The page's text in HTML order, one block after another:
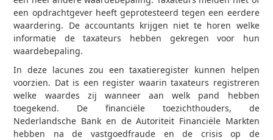
een opdrachtgever heeft geprotesteerd tegen een eerdere
waardering. De accountants krijgen niet te horen welke
informatie de taxateurs hebben gekregen voor hun
waardebepaling.
In deze lacunes zou een taxatieregister kunnen helpen
voorzien. Dat is een register waarin taxateurs registreren
welke waardes zij wanneer aan welk pand hebben
toegekend. De financiële toezichthouders, de
Nederlandsche Bank en de Autoriteit Financiële Markten
hebben na de vastgoedfraude en de crisis op de